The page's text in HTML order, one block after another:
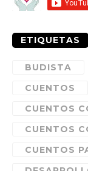
ETIQUETAS
BUDISTA
CUENTOS
CUENTOS
CUENTOS
CUENTOS